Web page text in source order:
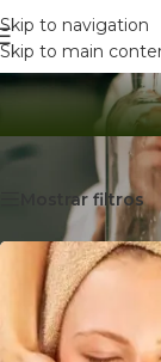
Skip to navigation
Skip to main
Inicio Productos
Mostrar filtros